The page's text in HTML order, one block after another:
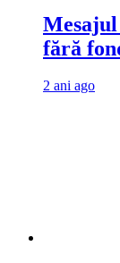
Mesajul
fără
2 ani ago